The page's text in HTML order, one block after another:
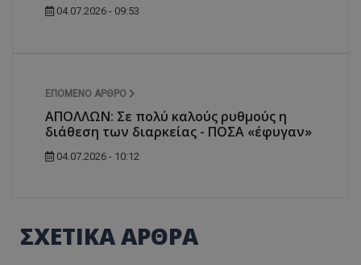
04.07.2026 - 09:53
ΕΠΌΜΕΝΟ ΆΡΘΡΟ
ΑΠΟΛΛΩΝ: Σε πολύ καλούς ρυθμούς η
διάθεση των διαρκείας - ΠΟΣΑ «έφυγαν»
04.07.2026 - 10:12
ΣΧΕΤΙΚΑ ΑΡΘΡΑ